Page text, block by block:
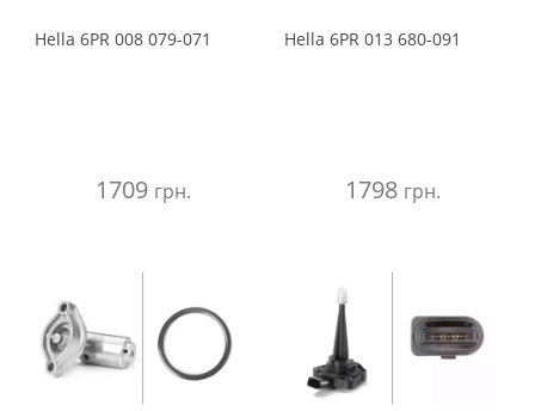
Hella 6PR 008 079-071
1709 грн.
Hella 6PR 013 680-091
1798 грн.